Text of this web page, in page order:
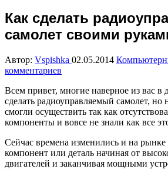
Как сделать
самолет своими
Автор: Vspishka 02.05.2014
комментариев
Всем привет, многие наверное из вас в
сделать радиоуправляемый самолет, но
смогли осуществить так как
компоненты и вовсе не знали как все
Сейчас времена изменились и на
компонент или деталь начиная от
двигателей и заканчивая мощными